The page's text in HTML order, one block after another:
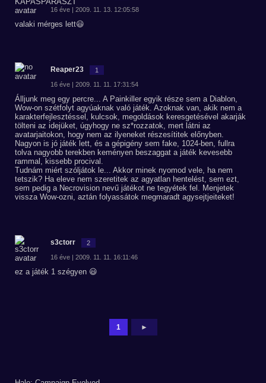
16 éve | 2009. 11. 13. 12:05:58
valaki mérges lett😃
Reaper23 1
16 éve | 2009. 11. 11. 17:31:54
Álljunk meg egy percre... A Painkiller egyik része sem a Diablon,
Wow-on szétfolyt agyúaknak való játék. Azoknak van, akik nem a
karakterfejlesztéssel, kulcsok, megoldások keresgetésével akarják
tölteni az idejüket, úgyhogy ne sz*rozzatok, mert látni az
avatarjaitokon, hogy nem az ilyeneket részesítitek előnyben.
Nagyon is jó játék lett, és a gépigény sem fake, 1024-ben, fullra
tolva nagyobb terekben keményen beszaggat a játék kevesebb
rammal, kissebb procival.
Tudnám miért szóljátok le... Akkor minek nyomod vele, ha nem
tetszik? Ha eleve nem szeretitek az agyatlan hentelést, sem ezt,
sem pedig a Necrovision nevű játékot ne tegyétek fel. Menjetek
vissza Wow-ozni, aztán folyassátok megmaradt agysejtjeiteket!
s3ctorr 2
16 éve | 2009. 11. 11. 16:11:46
ez a játék 1 szégyen 😃
1 ►